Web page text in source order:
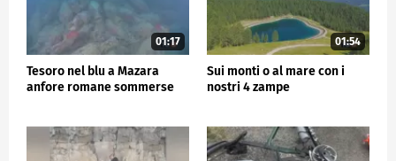
01:17
Tesoro nel blu a Mazara
anfore romane sommerse
01:54
Sui monti o al mare con i
nostri 4 zampe